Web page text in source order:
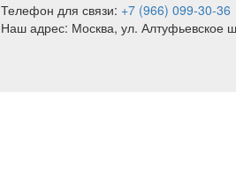
Телефон для связи: +7 (966) 099-30-36
Наш адрес: Москва, ул. Алтуфьевское